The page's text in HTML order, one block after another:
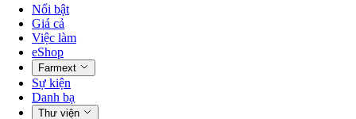
Nổi bật
Giá cả
Việc làm
eShop
Farmext
Sự kiện
Danh bạ
Thư viện